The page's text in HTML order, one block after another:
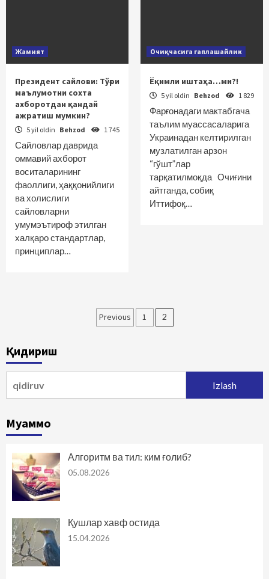
Жамият
Президент сайлови: Тўғри
маълумотни сохта
ахборотдан қандай
ажратиш мумкин?
5 yil oldin Behzod 1 745
Сайловлар даврида
оммавий ахборот
воситаларининг
фаоллиги, ҳаққонийлиги
ва холислиги
сайловларни
умумэътироф этилган
халқаро стандартлар,
принциплар…
Очиқчасига гаплашайлик
Ёқимли иштаҳа…ми?!
5 yil oldin Behzod 1 829
Фарғонадаги мактабгача
таълим муассасаларига
Украинадан келтирилган
музлатилган арзон
“гўшт”лар
тарқатилмоқда Очиғини
айтганда, собиқ
Иттифоқ…
Maqolalar
Previous 1 2
Қидириш
Муаммо
Алгоритм ва тил: ким ғолиб?
05.08.2026
Қушлар хавф остида
15.04.2026